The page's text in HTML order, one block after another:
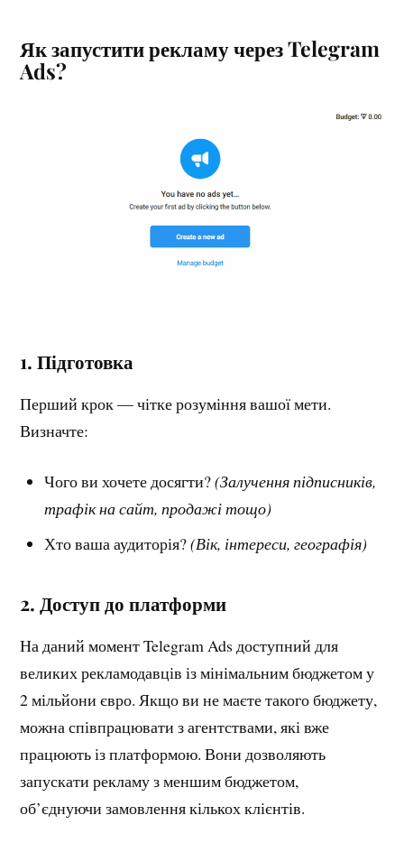
Як запустити рекламу через Telegram
Ads?
1.Підготовка
Перший крок — чітке розуміння вашої мети.
Визначте:
Чого ви хочете досягти?(Залучення підписників,
трафік на сайт, продажі тощо)
Хто ваша аудиторія?(Вік, інтереси, географія)
2. Доступ до платформи
На даний момент Telegram Ads доступний для
великих рекламодавців із мінімальним бюджетом у
2 мільйони євро. Якщо ви не маєте такого бюджету,
можна співпрацювати з агентствами, які вже
працюють із платформою. Вони дозволяють
запускати рекламу з меншим бюджетом,
об’єднуючи замовлення кількох клієнтів.